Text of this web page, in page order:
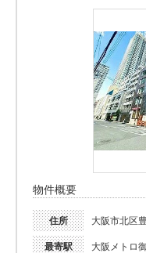
物件概要
住所 大阪市北区
最寄駅 大阪メトロ